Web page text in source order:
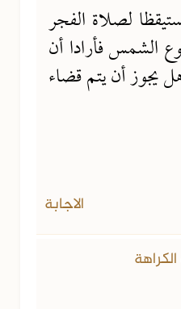
لصلاة الفجر
الشمس فأرادا أن
يجوز أن يتم قضاء
الاجابة